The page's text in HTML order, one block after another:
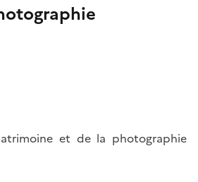
et de la photographie